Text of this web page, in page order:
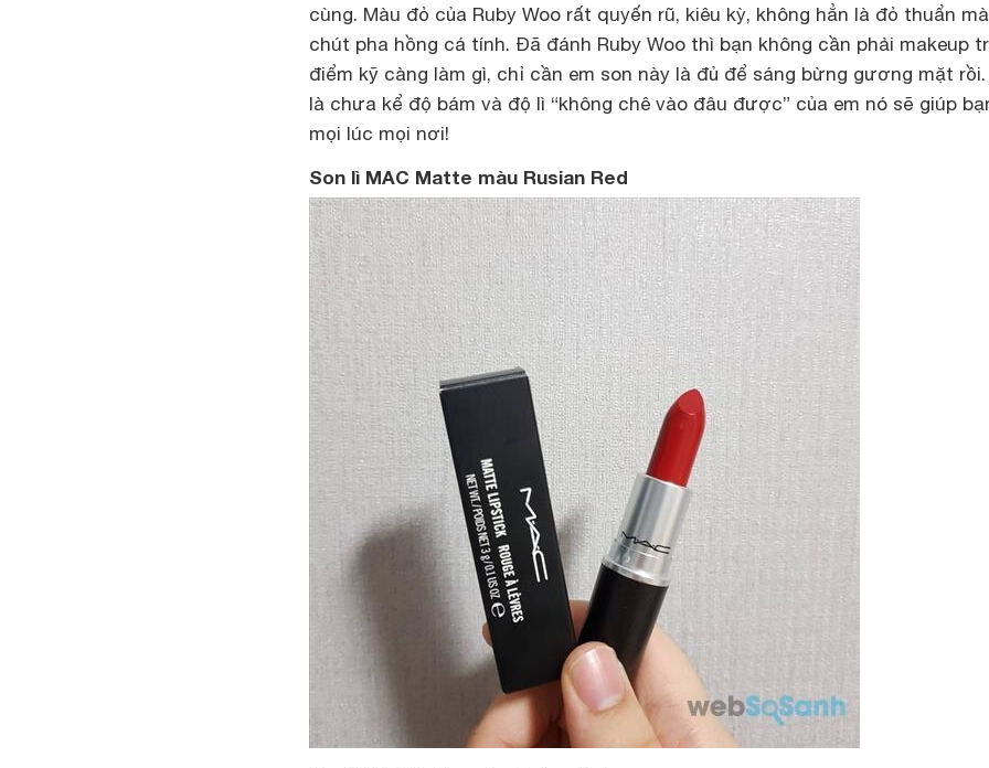
cùng. Màu đỏ của Ruby Woo rất quyến rũ, kiêu kỳ, không hẳn là đỏ thuẩn
chút pha hồng cá tính. Đã đánh Ruby Woo thì bạn không cần phải makeup
điểm kỹ càng làm gì, chỉ cần em son này là đủ để sáng bừng gương mặt
là chưa kể độ bám và độ lì “không chê vào đâu được” của em nó sẽ giúp
mọi lúc mọi nơi!
Son lì MAC Matte màu Rusian Red